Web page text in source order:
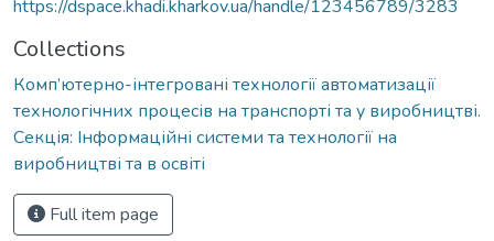
https://dspace.khadi.kharkov.ua/handle/123456789/3283
Collections
Комп’ютерно-інтегровані технології автоматизації
технологічних процесів на транспорті та у виробництві.
Секція: Інформаційні системи та технології на
виробництві та в освіті
Full item page